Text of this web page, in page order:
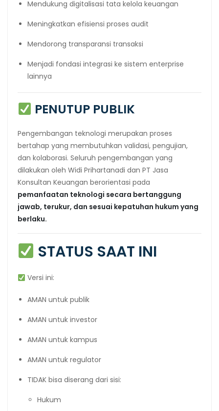
Mendukung digitalisasi tata kelola keuangan
Meningkatkan efisiensi proses audit
Mendorong transparansi transaksi
Menjadi fondasi integrasi ke sistem enterprise
lainnya
PENUTUP PUBLIK
Pengembangan teknologi merupakan proses
bertahap yang membutuhkan validasi, pengujian,
dan kolaborasi. Seluruh pengembangan yang
dilakukan oleh Widi Prihartanadi dan PT Jasa
Konsultan Keuangan berorientasi pada
pemanfaatan teknologi secara bertanggung
jawab, terukur, dan sesuai kepatuhan hukum yang
berlaku.
STATUS SAAT INI
Versi ini:
AMAN untuk publik
AMAN untuk investor
AMAN untuk kampus
AMAN untuk regulator
TIDAK bisa diserang dari sisi:
Hukum